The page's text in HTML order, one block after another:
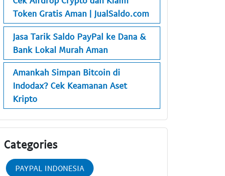
Token Gratis Aman | JualSaldo.com
Jasa Tarik Saldo PayPal ke Dana &
Bank Lokal Murah Aman
Amankah Simpan Bitcoin di
Indodax? Cek Keamanan Aset
Kripto
Categories
PAYPAL INDONESIA